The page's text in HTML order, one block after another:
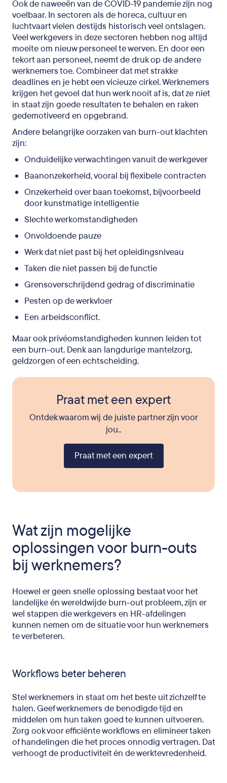
Ook de naweeën van de COVID-19 pandemie zijn nog
voelbaar. In sectoren als de horeca, cultuur en
luchtvaart vielen destijds historisch veel ontslagen.
Veel werkgevers in deze sectoren hebben nog altijd
moeite om nieuw personeel te werven. En door een
tekort aan personeel, neemt de druk op de andere
werknemers toe. Combineer dat met strakke
deadlines en je hebt een vicieuze cirkel. Werknemers
krijgen het gevoel dat hun werk nooit af is, dat ze niet
in staat zijn goede resultaten te behalen en raken
gedemotiveerd en opgebrand.
Andere belangrijke oorzaken van burn-out klachten
zijn:
Onduidelijke verwachtingen vanuit de werkgever
Baanonzekerheid, vooral bij flexibele contracten
Onzekerheid over baan toekomst, bijvoorbeeld
door kunstmatige intelligentie
Slechte werkomstandigheden
Onvoldoende pauze
Werk dat niet past bij het opleidingsniveau
Taken die niet passen bij de functie
Grensoverschrijdend gedrag of discriminatie
Pesten op de werkvloer
Een arbeidsconflict.
Maar ook privéomstandigheden kunnen leiden tot
een burn-out. Denk aan langdurige mantelzorg,
geldzorgen of een echtscheiding.
Praat met een expert
Ontdek waarom wij de juiste partner zijn voor
jou..
Praat met een expert
Wat zijn mogelijke
oplossingen voor burn-outs
bij werknemers?
Hoewel er geen snelle oplossing bestaat voor het
landelijke én wereldwijde burn-out probleem, zijn er
wel stappen die werkgevers en HR-afdelingen
kunnen nemen om de situatie voor hun werknemers
te verbeteren.
Workflows beter beheren
Stel werknemers in staat om het beste uit zichzelf te
halen. Geef werknemers de benodigde tijd en
middelen om hun taken goed te kunnen uitvoeren.
Zorg ook voor efficiënte workflows en elimineer taken
of handelingen die het proces onnodig vertragen. Dat
verhoogt de productiviteit én de werktevredenheid.